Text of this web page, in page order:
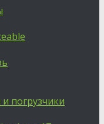
погрузчики